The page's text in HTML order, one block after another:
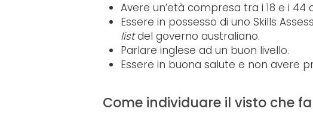
Avere un’età compresa tra i 18 e i 44
Essere in possesso di uno Skills
listdel governo australiano.
Parlare inglese ad un buon livello.
Essere in buona salute e non avere
Come individuare il visto che